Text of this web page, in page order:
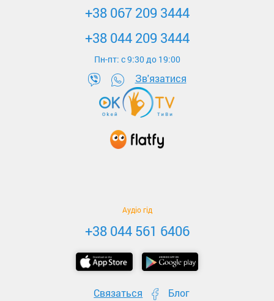
+38 067 209 3444
+38 044 209 3444
Пн-пт: c 9:30 до 19:00
Зв'язатися
Аудіо гід
+38 044 561 6406
Связаться Блог